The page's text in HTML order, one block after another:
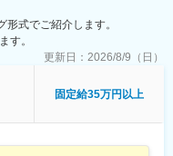
フルリモートが実現
あり※任意）
定、および現地でのPDCA
ら、最先端技術を世界中の
式でご紹介します。
す。
更新日： 2026/8/9（日）
固定給35万円以上